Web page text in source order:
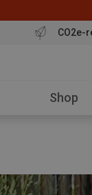
CO2e-
Shop